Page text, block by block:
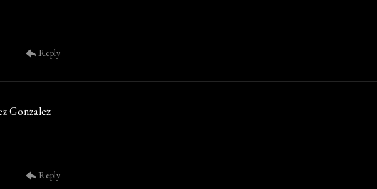
Reply
Gonzalez
Reply